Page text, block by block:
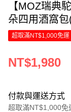
【MOZ瑞典
朵四用酒窩
超取滿NT$1,000免運
NT$1,980
付款與運送方式
超取滿NT$1,000免